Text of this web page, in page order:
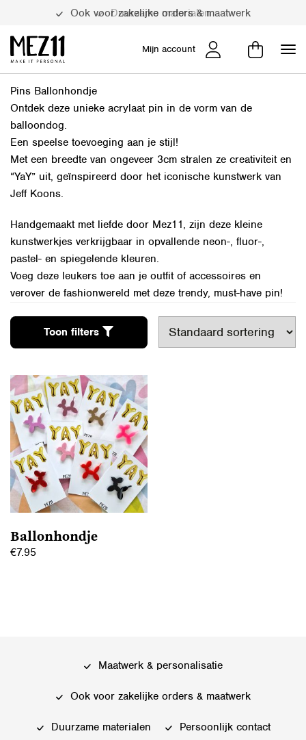
Ook voor zakelijke orders & maatwerk
Duurzame materialen
Mijn account
Pins Ballonhondje
Ontdek deze unieke acrylaat pin in de vorm van de
balloondog.
Een speelse toevoeging aan je stijl!
Met een breedte van ongeveer 3cm stralen ze creativiteit en
“YaY” uit, geïnspireerd door het iconische kunstwerk van
Jeff Koons.
Handgemaakt met liefde door Mez11, zijn deze kleine
kunstwerkjes verkrijgbaar in opvallende neon-, fluor-,
pastel- en spiegelende kleuren.
Voeg deze leukers toe aan je outfit of accessoires en
verover de fashionwereld met deze trendy, must-have pin!
Toon filters
Ballonhondje
€7.95
Maatwerk & personalisatie
Ook voor zakelijke orders & maatwerk
Duurzame materialen Persoonlijk contact